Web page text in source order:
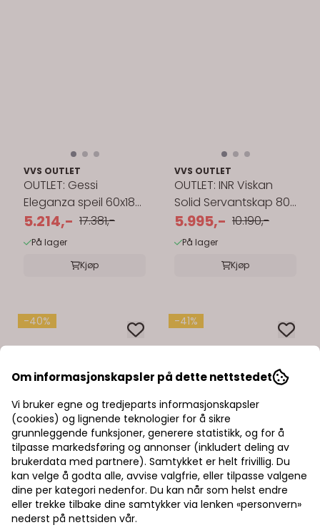
VVS OUTLET
OUTLET: Gessi
Eleganza speil 60x180
cm matt hvit
5.214,- 17.381,-
På lager
Kjøp
VVS OUTLET
OUTLET: INR Viskan
Solid Servantskap 80
cm uten servant
5.995,- 10.190,-
På lager
Kjøp
-40% -41%
Om informasjonskapsler på dette nettstedet
Vi bruker egne og tredjeparts informasjonskapsler
(cookies) og lignende teknologier for å sikre
grunnleggende funksjoner, generere statistikk, og for å
tilpasse markedsføring og annonser (inkludert deling av
brukerdata med partnere). Samtykket er helt frivillig. Du
kan velge å godta alle, avvise valgfrie, eller tilpasse valgene
dine per kategori nedenfor. Du kan når som helst endre
eller trekke tilbake dine samtykker via lenken «personvern»
nederst på nettsiden vår.